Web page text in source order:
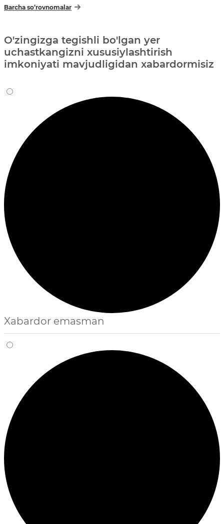
Barcha so‘rovnomalar
O'zingizga tegishli bo'lgan yer
uchastkangizni xususiylashtirish
imkoniyati mavjudligidan xabardormisiz
Xabardor emasman